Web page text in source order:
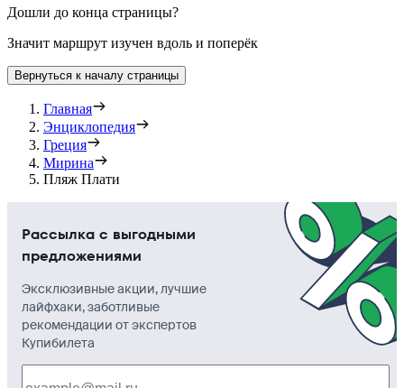
Дошли до конца страницы?
Значит маршрут изучен вдоль и поперёк
Вернуться к началу страницы
Главная
Энциклопедия
Греция
Мирина
Пляж Плати
Рассылка с выгодными
предложениями
Эксклюзивные акции, лучшие
лайфхаки, заботливые
рекомендации от экспертов
Купибилета